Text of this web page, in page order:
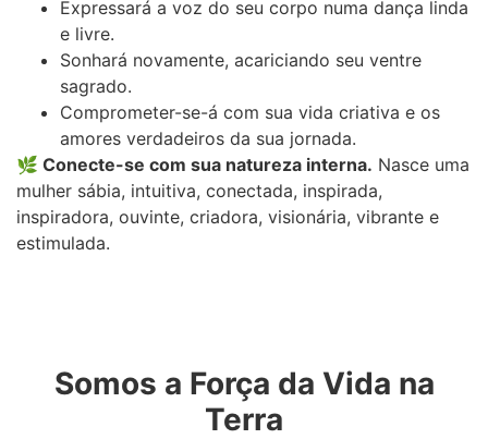
Expressará a voz do seu corpo numa dança linda
e livre.
Sonhará novamente, acariciando seu ventre
sagrado.
Comprometer-se-á com sua vida criativa e os
amores verdadeiros da sua jornada.
🌿 Conecte-se com sua natureza interna. Nasce uma
mulher sábia, intuitiva, conectada, inspirada,
inspiradora, ouvinte, criadora, visionária, vibrante e
estimulada.
Somos a Força da Vida na
Terra